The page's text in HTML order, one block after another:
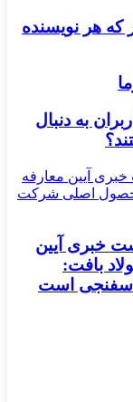
که هر نویسنده
به دنبال
خبری آیین
بافت:
است